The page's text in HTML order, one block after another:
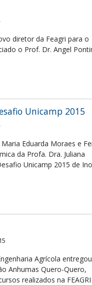
diretor da Feagri para o
o Prof. Dr. Angel
Unicamp 2015
Eduarda Moraes e
da Profa. Dra. Juliana
Unicamp 2015 de
Agrícola entregou
Anhumas Quero-Quero,
realizados na